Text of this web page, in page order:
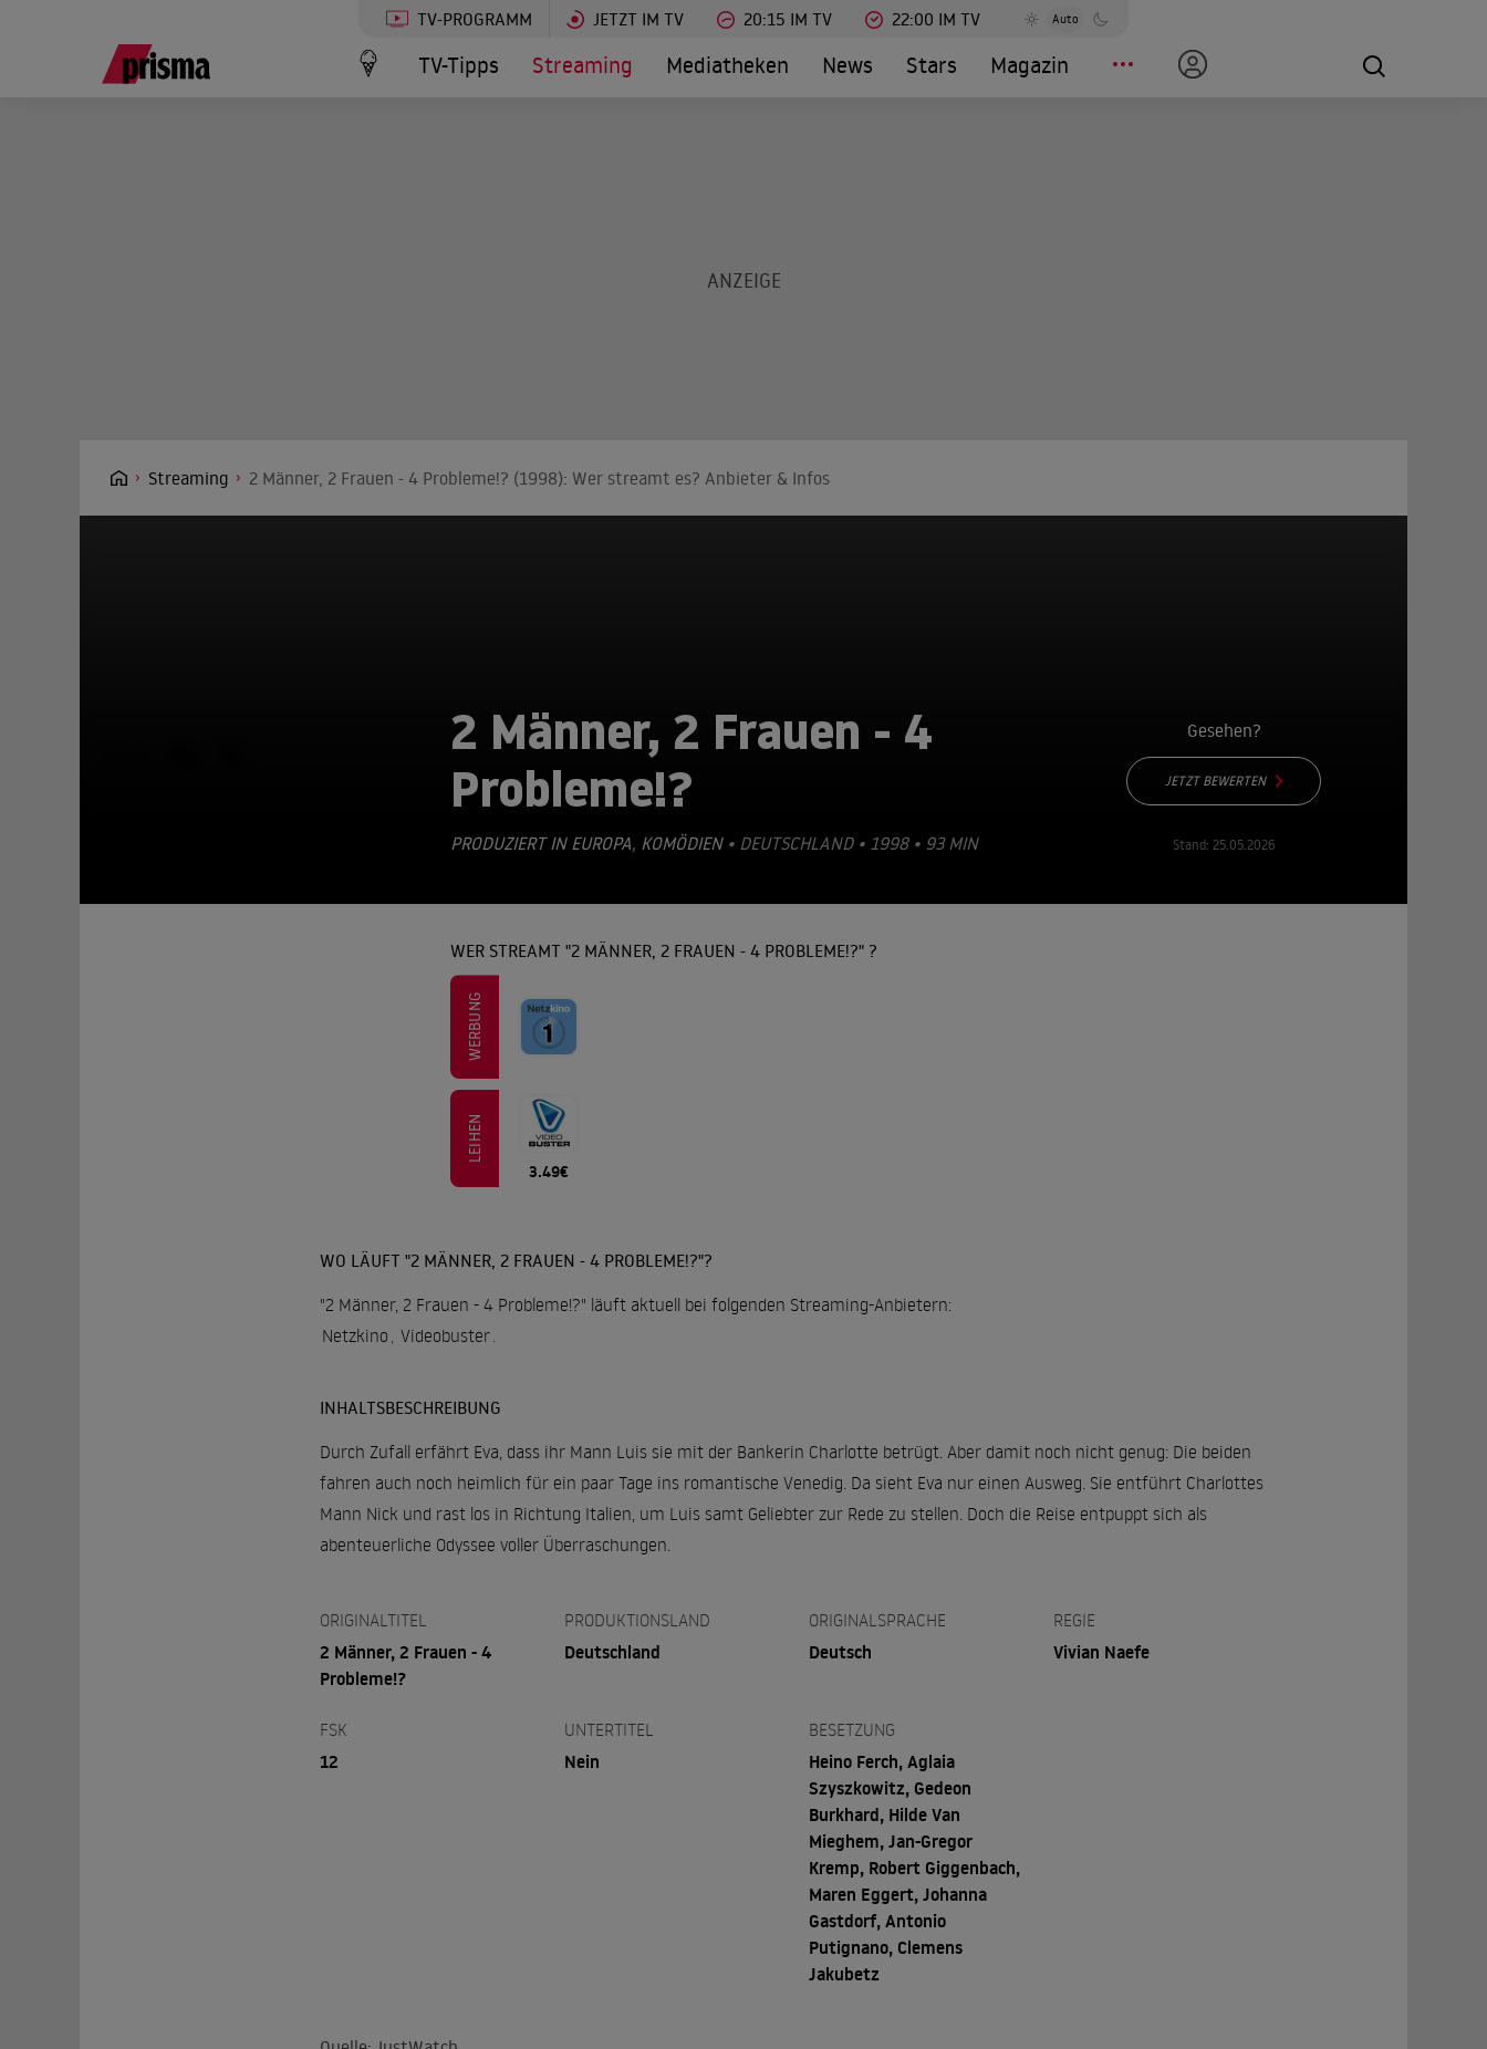
TV-PROGRAMM JETZT IM TV 20:15 IM TV 22:00 IM TV Auto
TV-Tipps Streaming Mediatheken News Stars Magazin
Streaming 2 Männer, 2 Frauen - 4 Probleme!? (1998): Wer streamt es? Anbieter & Infos
2 Männer, 2 Frauen - 4
Probleme!?
PRODUZIERT IN EUROPA, KOMÖDIEN• DEUTSCHLAND • 1998 • 93 MIN
Gesehen?
JETZT BEWERTEN
Stand: 25.05.2026
WER STREAMT "2 MÄNNER, 2 FRAUEN - 4 PROBLEME!?" ?
WERBUNG
LEIHEN
3.49€
WO LÄUFT "2 MÄNNER, 2 FRAUEN - 4 PROBLEME!?"?
"2 Männer, 2 Frauen - 4 Probleme!?" läuft aktuell bei folgenden Streaming-Anbietern:
Netzkino , Videobuster.
INHALTSBESCHREIBUNG
Durch Zufall erfährt Eva, dass ihr Mann Luis sie mit der Bankerin Charlotte betrügt. Aber damit noch nicht genug: Die beiden
fahren auch noch heimlich für ein paar Tage ins romantische Venedig. Da sieht Eva nur einen Ausweg. Sie entführt Charlottes
Mann Nick und rast los in Richtung Italien, um Luis samt Geliebter zur Rede zu stellen. Doch die Reise entpuppt sich als
abenteuerliche Odyssee voller Überraschungen.
ORIGINALTITEL
2 Männer, 2 Frauen - 4
Probleme!?
PRODUKTIONSLAND
Deutschland
ORIGINALSPRACHE
Deutsch
REGIE
Vivian Naefe
FSK
12
UNTERTITEL
Nein
BESETZUNG
Heino Ferch, Aglaia
Szyszkowitz, Gedeon
Burkhard, Hilde Van
Mieghem, Jan-Gregor
Kremp, Robert Giggenbach,
Maren Eggert, Johanna
Gastdorf, Antonio
Putignano, Clemens
Jakubetz